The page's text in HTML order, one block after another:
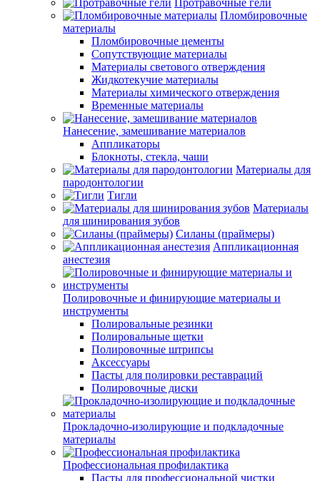
Протравочные гели
Пломбировочные
материалы
Пломбировочные цементы
Сопутствующие материалы
Материалы светового отверждения
Жидкотекучие материалы
Материалы химического отверждения
Временные материалы
Нанесение, замешивание материалов
Аппликаторы
Блокноты, стекла, чаши
Материалы для
пародонтологии
Тигли
Материалы
для шинирования зубов
Силаны (праймеры)
Аппликационная
анестезия
Полировочные и финирующие материалы и
инструменты
Полировальные резинки
Полировальные щетки
Полировочные штрипсы
Аксессуары
Пасты для полировки реставраций
Полировочные диски
Прокладочно-изолирующие и подкладочные
материалы
Профессиональная профилактика
Пасты для профессиональной чистки